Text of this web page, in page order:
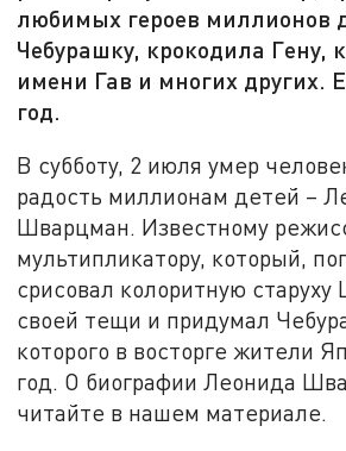
любимых героев миллионов
Чебурашку, крокодила Гену,
имени Гав и многих других.
год.
В субботу, 2 июля умер
радость миллионам детей –
Шварцман. Известному
мультипликатору, который,
срисовал колоритную
своей тещи и придумал
которого в восторге жители
год. О биографии Леонида
читайте в нашем материале.